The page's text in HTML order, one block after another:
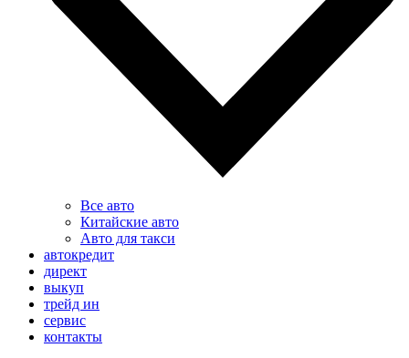
Все авто
Китайские авто
Авто для такси
автокредит
директ
выкуп
трейд ин
сервис
контакты